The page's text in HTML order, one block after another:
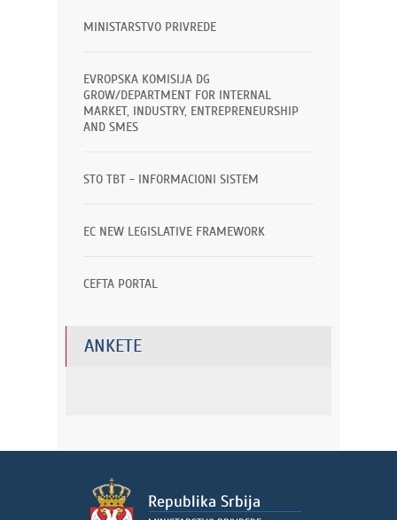
MINISTARSTVO PRIVREDE
EVROPSKA KOMISIJA DG
GROW/DEPARTMENT FOR INTERNAL
MARKET, INDUSTRY, ENTREPRENEURSHIP
AND SMES
STO TBT - INFORMACIONI SISTEM
EC NEW LEGISLATIVE FRAMEWORK
CEFTA PORTAL
ANKETE